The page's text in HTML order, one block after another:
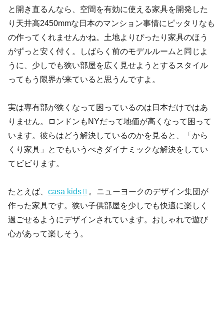
と開き直るんなら、空間を有効に使える家具を開発した
り天井高2450mmな日本のマンション事情にピッタリなも
の作ってくれませんかね。土地よりぴったり家具のほう
がずっと安く付く。しばらく前のモデルルームと同じよ
うに、少しでも狭い部屋を広く見せようとするスタイル
ってもう限界が来ていると思うんですよ。
実は専有部が狭くなって困っているのは日本だけではあ
りません。ロンドンもNYだって地価が高くなって困って
います。彼らはどう解決しているのかを見ると、「から
くり家具」とでもいうべきダイナミックな解決をしてい
てビビります。
たとえば、casa kids
。ニューヨークのデザイン集団が
作った家具です。狭い子供部屋を少しでも快適に楽しく
過ごせるようにデザインされています。おしゃれで遊び
心があって楽しそう。